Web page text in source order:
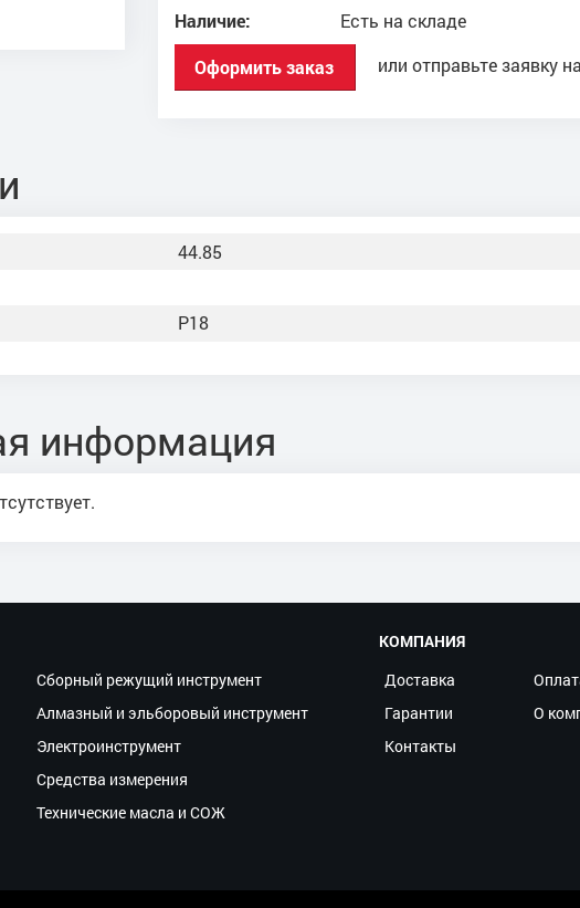
Наличие:
Есть на складе
Оформить заказ или отправьте заявку
44.85
Р18
информация
Сборный режущий инструмент
Алмазный и эльборовый инструмент
Электроинструмент
Средства измерения
Технические масла и СОЖ
КОМПАНИЯ
Доставка
Гарантии
О
Контакты